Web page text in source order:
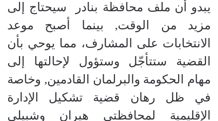
يبدو أن ملف محافظة بنادر
سيحتاج إلى
مزيد من الوقت, بينما أصبح موعد
الانتخابات على المشارف، مما يوحي بأن
القضية ستتأجّل وستؤول لإحالتها إلى
مهام الحكومة والبرلمان القادمين, وخاصة
في ظل رهان قضية تشكيل الإدارة
الإقليمية لمحافظتي هيران وشبيلي